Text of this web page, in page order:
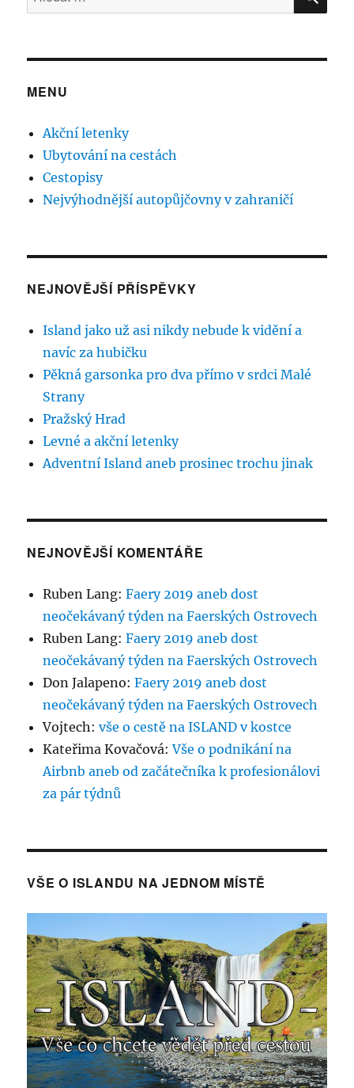
MENU
Akční letenky
Ubytování na cestách
Cestopisy
Nejvýhodnější autopůjčovny v zahraničí
NEJNOVĚJŠÍ PŘÍSPĚVKY
Island jako už asi nikdy nebude k vidění a
navíc za hubičku
Pěkná garsonka pro dva přímo v srdci Malé
Strany
Pražský Hrad
Levné a akční letenky
Adventní Island aneb prosinec trochu jinak
NEJNOVĚJŠÍ KOMENTÁŘE
Ruben Lang:Faery 2019 aneb dost
neočekávaný týden na Faerských Ostrovech
Ruben Lang:Faery 2019 aneb dost
neočekávaný týden na Faerských Ostrovech
Don Jalapeno:Faery 2019 aneb dost
neočekávaný týden na Faerských Ostrovech
Vojtech:vše o cestě na ISLAND v kostce
Kateřima Kovačová:Vše o podnikání na
Airbnb aneb od začátečníka k profesionálovi
za pár týdnů
VŠE O ISLANDU NA JEDNOM MÍSTĚ